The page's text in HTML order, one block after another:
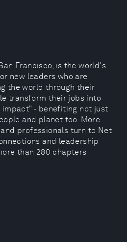
Francisco, is the world's
new leaders who are
the world through their
transform their jobs into
impact" - benefiting not just
and planet too. More
professionals turn to Net
and leadership
than 280 chapters